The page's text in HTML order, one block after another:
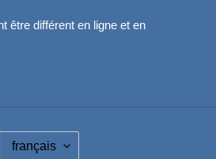
être différent en ligne et en
L
français